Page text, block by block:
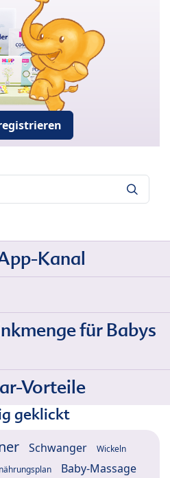
Kanal
für Babys
Vorteile
geklickt
Schwanger Wickeln
Baby-Massage